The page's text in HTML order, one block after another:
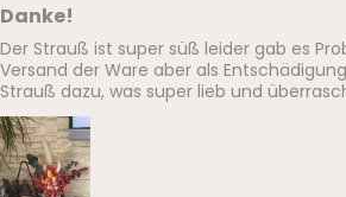
Danke!
Der Strauß ist super süß leider gab es
Versand der Ware aber als
Strauß dazu, was super lieb und